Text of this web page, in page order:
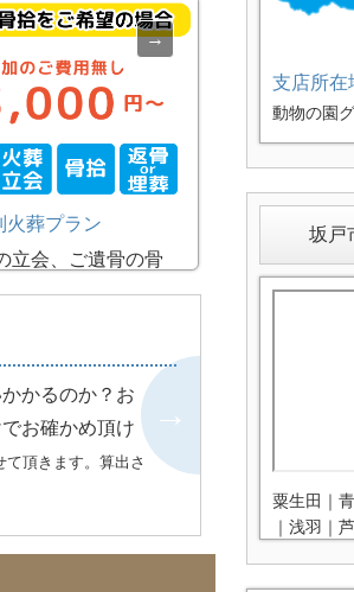
火葬プラン
立会、ご遺骨の骨
て頂けるプランで
でのお火葬が難し
は移動する事がご
ので、その際は自
かるのか？お
お確かめ頂け
頂きます。算出さ
支店所在
動物の園
ご案内。
速にペッ
伺います。
坂戸
粟生田｜
｜浅羽｜